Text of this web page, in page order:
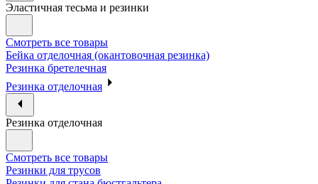
Эластичная тесьма и резинки
Смотреть все товары
Бейка отделочная (окантовочная резинка)
Резинка бретелечная
Резинка отделочная
Резинка отделочная
Смотреть все товары
Резинки для трусов